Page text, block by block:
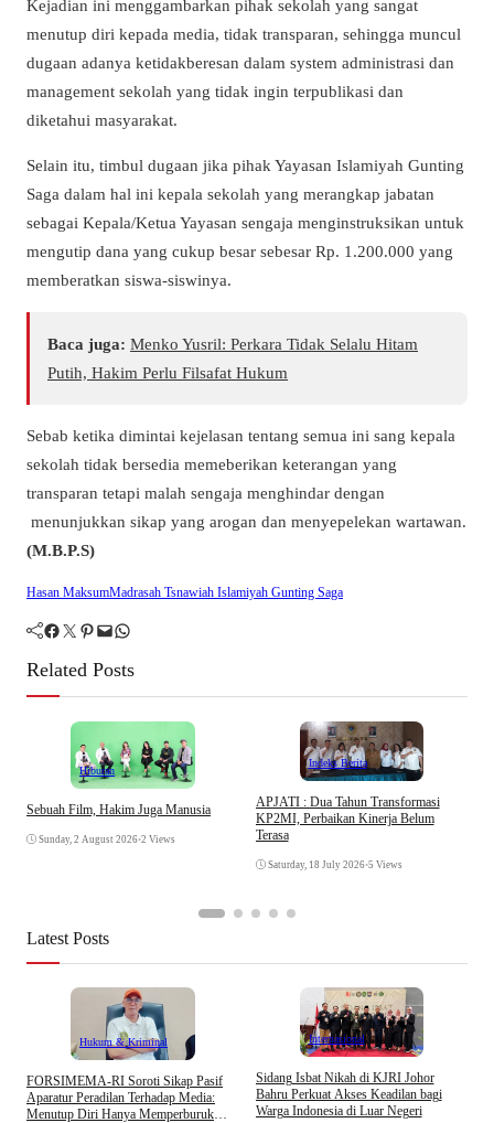
Kejadian ini menggambarkan pihak sekolah yang sangat
menutup diri kepada media, tidak transparan, sehingga muncul
dugaan adanya ketidakberesan dalam system administrasi dan
management sekolah yang tidak ingin terpublikasi dan
diketahui masyarakat.
Selain itu, timbul dugaan jika pihak Yayasan Islamiyah Gunting
Saga dalam hal ini kepala sekolah yang merangkap jabatan
sebagai Kepala/Ketua Yayasan sengaja menginstruksikan untuk
mengutip dana yang cukup besar sebesar Rp. 1.200.000 yang
memberatkan siswa-siswinya.
Baca juga: Menko Yusril: Perkara Tidak Selalu Hitam
Putih, Hakim Perlu Filsafat Hukum
Sebab ketika dimintai kejelasan tentang semua ini sang kepala
sekolah tidak bersedia memeberikan keterangan yang
transparan tetapi malah sengaja menghindar dengan
menunjukkan sikap yang arogan dan menyepelekan wartawan.
(M.B.P.S)
Hasan MaksumMadrasah Tsnawiah Islamiyah Gunting Saga
Facebook Twitter Pinterest Mail WhatsApp
Related Posts
Hiburan
Sebuah Film, Hakim Juga Manusia
Sunday, 2 August 2026•2 Views
Indeks Berita
APJATI : Dua Tahun Transformasi
KP2MI, Perbaikan Kinerja Belum
Terasa
Saturday, 18 July 2026•5 Views
Latest Posts
Hukum & Kriminal
​FORSIMEMA-RI Soroti Sikap Pasif
Aparatur Peradilan Terhadap Media:
Menutup Diri Hanya Memperburuk
Internasional
Sidang Isbat Nikah di KJRI Johor
Bahru Perkuat Akses Keadilan bagi
Warga Indonesia di Luar Negeri